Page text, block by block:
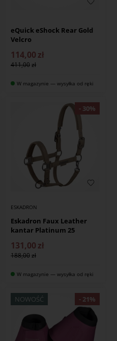
eQuick eShock Rear Gold
Velcro
114,00 zł
411,00
W magazynie — wysyłka od ręki
ESKADRON
Eskadron Faux Leather
kantar Platinum 25
131,00 zł
188,00
W magazynie — wysyłka od ręki
NOWOŚĆ